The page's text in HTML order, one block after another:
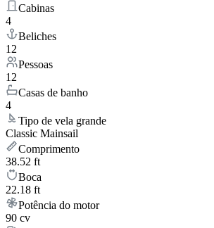
Cabinas
4
Beliches
12
Pessoas
12
Casas de banho
4
Tipo de vela grande
Classic Mainsail
Comprimento
38.52 ft
Boca
22.18 ft
Potência do motor
90 cv